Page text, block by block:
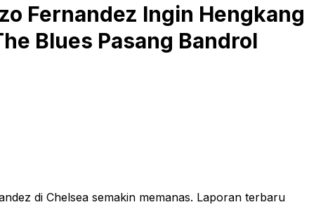
Fernandez Ingin Hengkang
Blues Pasang Bandrol
di Chelsea semakin memanas. Laporan terbaru